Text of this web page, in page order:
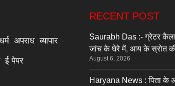
धर्म अपराध व्यापार
ई पेपर
RECENT POST
Saurabh Das :- ग्रेटर
जांच के घेरे में, आय के स्रोत
August 6, 2026
Haryana News : पिता के